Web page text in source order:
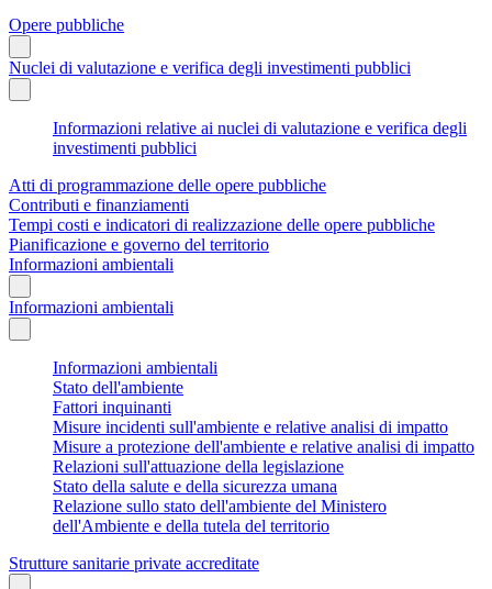
Opere pubbliche
Nuclei di valutazione e verifica degli investimenti pubblici
Informazioni relative ai nuclei di valutazione e verifica degli
investimenti pubblici
Atti di programmazione delle opere pubbliche
Contributi e finanziamenti
Tempi costi e indicatori di realizzazione delle opere pubbliche
Pianificazione e governo del territorio
Informazioni ambientali
Informazioni ambientali
Informazioni ambientali
Stato dell'ambiente
Fattori inquinanti
Misure incidenti sull'ambiente e relative analisi di impatto
Misure a protezione dell'ambiente e relative analisi di impatto
Relazioni sull'attuazione della legislazione
Stato della salute e della sicurezza umana
Relazione sullo stato dell'ambiente del Ministero
dell'Ambiente e della tutela del territorio
Strutture sanitarie private accreditate